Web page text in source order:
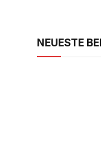
NEUESTE